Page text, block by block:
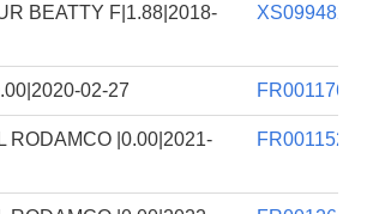
BEATTY F|1.88|2018-
02-27
RODAMCO |0.00|2021-